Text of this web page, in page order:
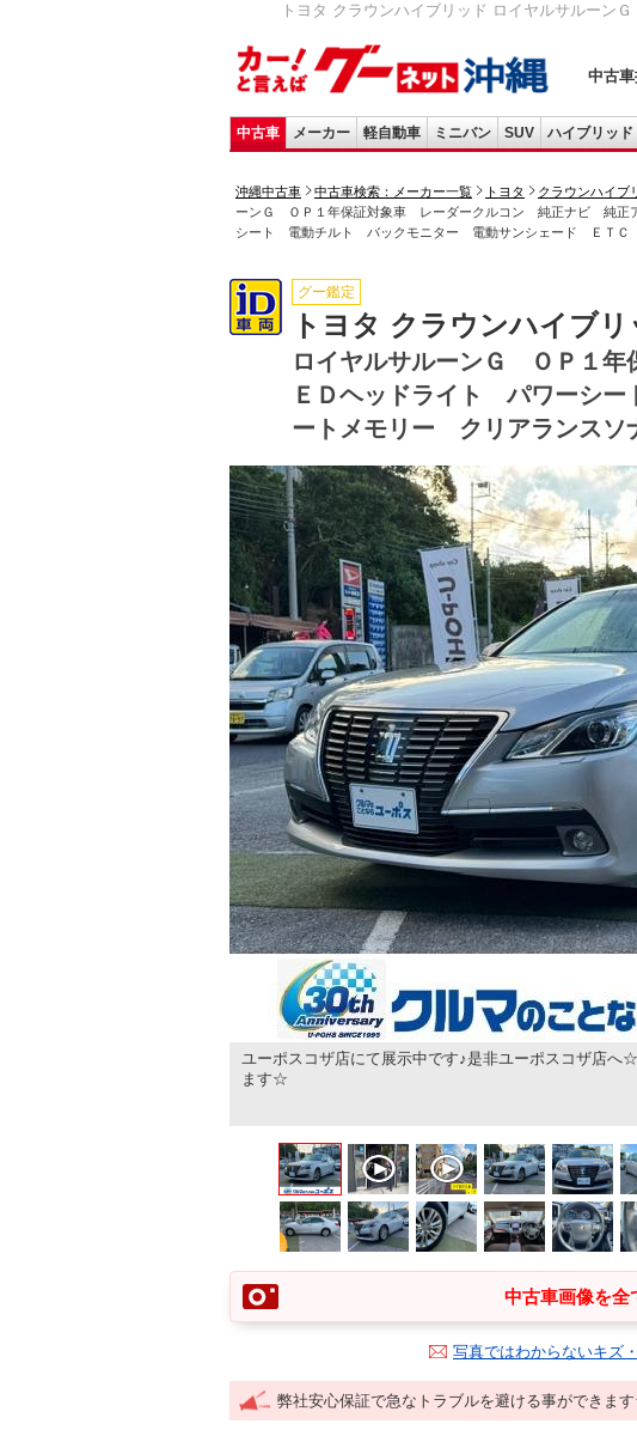
トヨタ クラウンハイブリッド ロイヤルサルー
中古車
中古車 メーカー 軽自動車 ミニバン SUV ハイブリッド
沖縄中古車 中古車検索：メーカー一覧 トヨタ クラウンハイブ
ーンＧ ＯＰ１年保証対象車 レーダークルコン 純正ナビ 純正
シート 電動チルト バックモニター 電動サンシェード ＥＴＣ
グー鑑定
トヨタ クラウンハイブリ
ロイヤルサルーンＧ ＯＰ１
ＥＤヘッドライト パワーシ
ートメモリー クリアランスソ
ユーポスコザ店にて展示中です♪是非ユーポスコザ店へ
ます☆
中古車画像を全
写真ではわからないキズ
弊社安心保証で急なトラブルを避ける事ができま